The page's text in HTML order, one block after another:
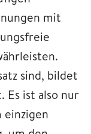
mit
sind, bildet
Es ist also nur
einzigen